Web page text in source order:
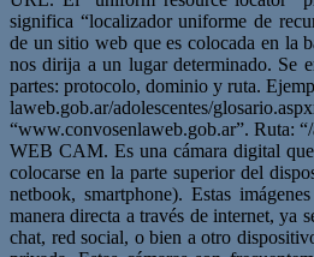
significa “localizador uniforme de
de un sitio web que es colocada en la
nos dirija a un lugar determinado. Se
partes: protocolo, dominio y ruta.
laweb.gob.ar/adolescentes/
“www.convosenlaweb.gob.ar”. Ruta:
WEB CAM. Es una cámara digital
colocarse en la parte superior del
netbook, smartphone). Estas
manera directa a través de internet, ya
chat, red social, o bien a otro